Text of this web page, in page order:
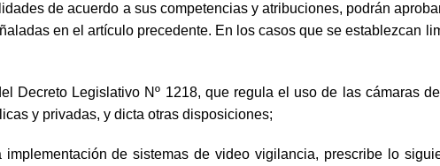
de acuerdo a sus competencias y atribuciones, podrán
en el artículo precedente. En los casos que se establezcan
Decreto Legislativo Nº 1218, que regula el uso de las cámaras
y privadas, y dicta otras disposiciones;
de sistemas de video vigilancia, prescribe lo